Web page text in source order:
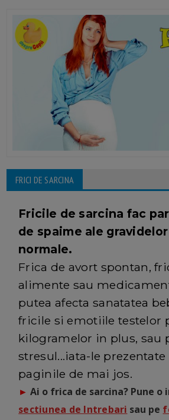
FRICI DE SARCINA
Fricile de sarcina fac
de spaime ale
normale.
Frica de avort spontan,
alimente sau
putea afecta sanatatea
fricile si emotiile testelor
kilogramelor in plus, sau
stresul...iata-le
paginile de mai jos.
► Ai o frica de sarcina? Pune
sectiunea de Intrebari sau pe